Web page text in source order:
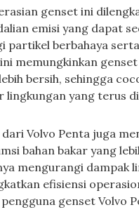
genset ini
emisi yang dapat
partikel berbahaya
memungkinkan genset
bersih, sehingga
lingkungan yang terus
Volvo Penta juga
bahan bakar yang
mengurangi dampak
efisiensi
genset Volvo